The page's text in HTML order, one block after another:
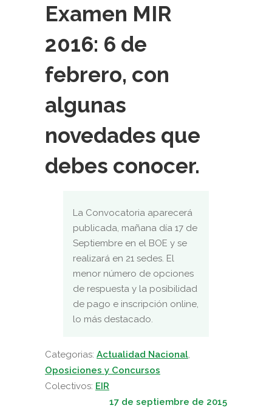
Examen MIR
2016: 6 de
febrero, con
algunas
novedades que
debes conocer.
La Convocatoria aparecerá
publicada, mañana día 17 de
Septiembre en el BOE y se
realizará en 21 sedes. El
menor número de opciones
de respuesta y la posibilidad
de pago e inscripción online,
lo más destacado.
Categorias: Actualidad Nacional
Oposiciones y Concursos
Colectivos: EIR
17 de septiembre de 2015